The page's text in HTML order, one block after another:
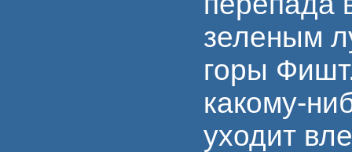
зеленым
горы
какому-
уходит